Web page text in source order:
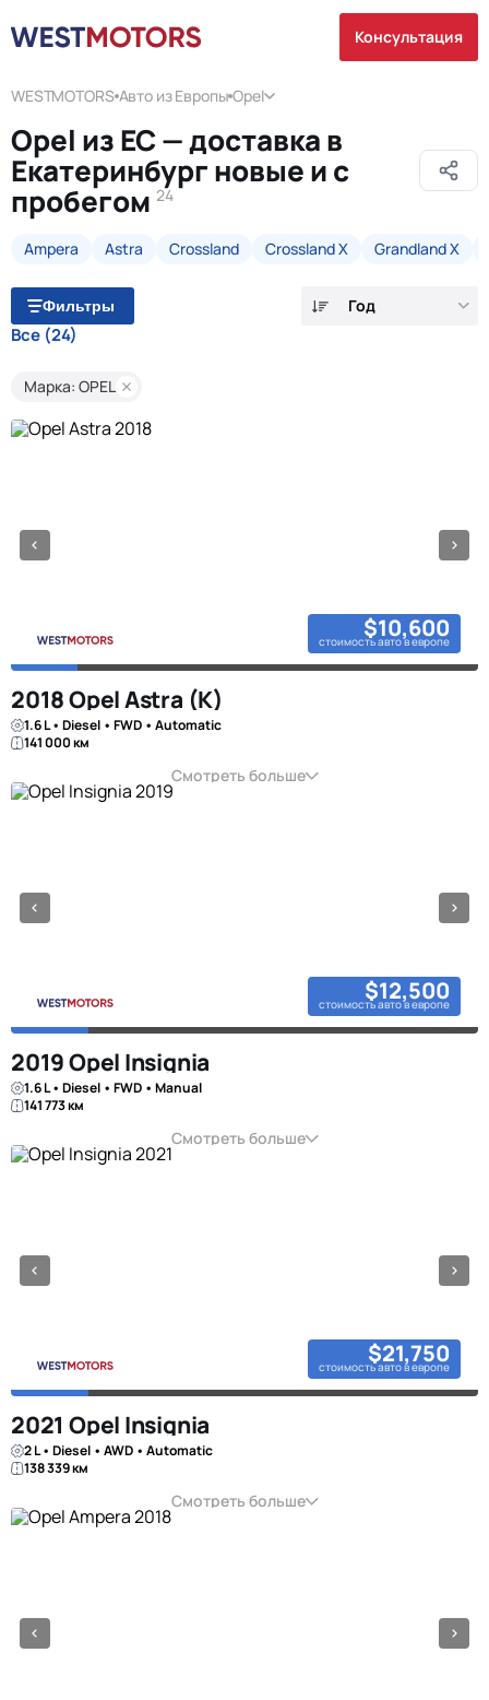
Консультация
WESTMOTORS Авто из Европы Opel
Opel из ЕС — доставка в
Екатеринбург новые и с
пробегом 24
Ampera Astra Crossland Crossland X Grandland X
Фильтры Год
Все (24)
Марка: OPEL
$10,600
стоимость авто в европе
2018 Opel Astra (K)
1.6 L • Diesel • FWD • Automatic
141 000 км
Смотреть больше
$12,500
стоимость авто в европе
2019 Opel Insignia
1.6 L • Diesel • FWD • Manual
141 773 км
Смотреть больше
$21,750
стоимость авто в европе
2021 Opel Insignia
2 L • Diesel • AWD • Automatic
138 339 км
Смотреть больше